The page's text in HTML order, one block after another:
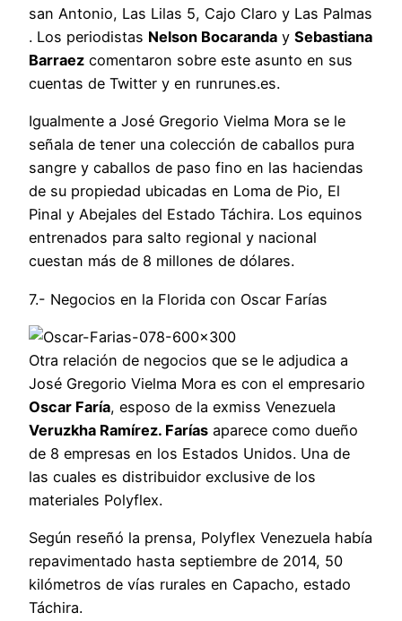
san Antonio, Las Lilas 5, Cajo Claro y Las Palmas
. Los periodistas Nelson Bocaranda y Sebastiana
Barraez comentaron sobre este asunto en sus
cuentas de Twitter y en runrunes.es.
Igualmente a José Gregorio Vielma Mora se le
señala de tener una colección de caballos pura
sangre y caballos de paso fino en las haciendas
de su propiedad ubicadas en Loma de Pio, El
Pinal y Abejales del Estado Táchira. Los equinos
entrenados para salto regional y nacional
cuestan más de 8 millones de dólares.
7.- Negocios en la Florida con Oscar Farías
Otra relación de negocios que se le adjudica a
José Gregorio Vielma Mora es con el empresario
Oscar Faría, esposo de la exmiss Venezuela
Veruzkha Ramírez. Farías aparece como dueño
de 8 empresas en los Estados Unidos. Una de
las cuales es distribuidor exclusive de los
materiales Polyflex.
Según reseñó la prensa, Polyflex Venezuela había
repavimentado hasta septiembre de 2014, 50
kilómetros de vías rurales en Capacho, estado
Táchira.